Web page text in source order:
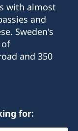
esinduse
with almost
and
Sweden's
and 350
for: